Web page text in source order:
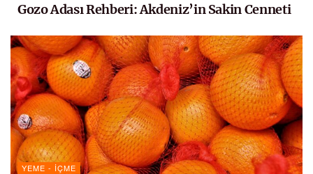
Gozo Adası Rehberi: Akdeniz’in Sakin Cenneti
YEME - İÇME